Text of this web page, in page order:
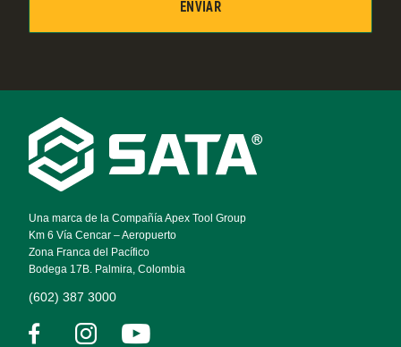
Footer
Navigation
Una marca de la Compañía Apex Tool Group
Km 6 Vía Cencar – Aeropuerto
Zona Franca del Pacífico
Bodega 17B. Palmira, Colombia
(602) 387 3000